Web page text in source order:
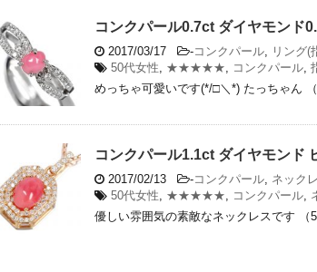
コンクパール0.7ct ダイヤモンド
2017/03/17 -コンクパール, リング(
50代女性, ★★★★★, コンクパール,
めっちゃ可愛いです(*/□＼*) たっちゃ
コンクパール1.1ct ダイヤモンド
2017/02/13 -コンクパール, ネック
50代女性, ★★★★★, コンクパール,
優しい雰囲気の素敵なネックレスです